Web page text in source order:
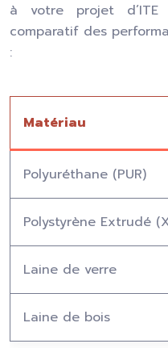
à votre projet
comparatif des
:
Matériau
Polyuréthane (PUR)
Polystyrène Extrudé
Laine de verre
Laine de bois